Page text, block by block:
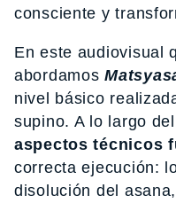
consciente y
En este audiovisual
abordamos
nivel básico
supino. A lo largo
aspectos técnicos
correcta ejecución:
disolución del